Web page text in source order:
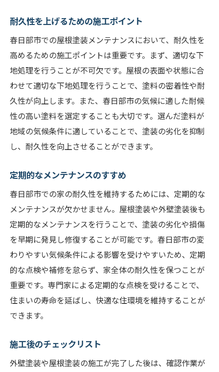
耐久性を上げるための施工ポイント
春日部市での屋根塗装メンテナンスにおいて、耐久性を
高めるための施工ポイントは重要です。まず、適切な下
地処理を行うことが不可欠です。屋根の表面や状態に合
わせて適切な下地処理を行うことで、塗料の密着性や耐
久性が向上します。また、春日部市の気候に適した耐候
性の高い塗料を選定することも大切です。選んだ塗料が
地域の気候条件に適していることで、塗装の劣化を抑制
し、耐久性を向上させることができます。
定期的なメンテナンスのすすめ
春日部市での家の耐久性を維持するためには、定期的な
メンテナンスが欠かせません。屋根塗装や外壁塗装後も
定期的なメンテナンスを行うことで、塗装の劣化や損傷
を早期に発見し修復することが可能です。春日部市の変
わりやすい気候条件による影響を受けやすいため、定期
的な点検や補修を怠らず、家全体の耐久性を保つことが
重要です。専門家による定期的な点検を受けることで、
住まいの寿命を延ばし、快適な住環境を維持することが
できます。
施工後のチェックリスト
外壁塗装や屋根塗装の施工が完了した後は、確認作業が